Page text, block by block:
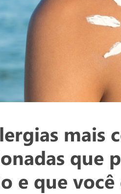
mais
que
e que você